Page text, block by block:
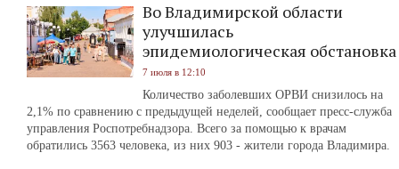
Во Владимирской области
улучшилась
эпидемиологическая обстановка
7 июля в 12:10
Количество заболевших ОРВИ снизилось на
2,1% по сравнению с предыдущей неделей, сообщает пресс-служба
управления Роспотребнадзора. Всего за помощью к врачам
обратились 3563 человека, из них 903 - жители города Владимира.